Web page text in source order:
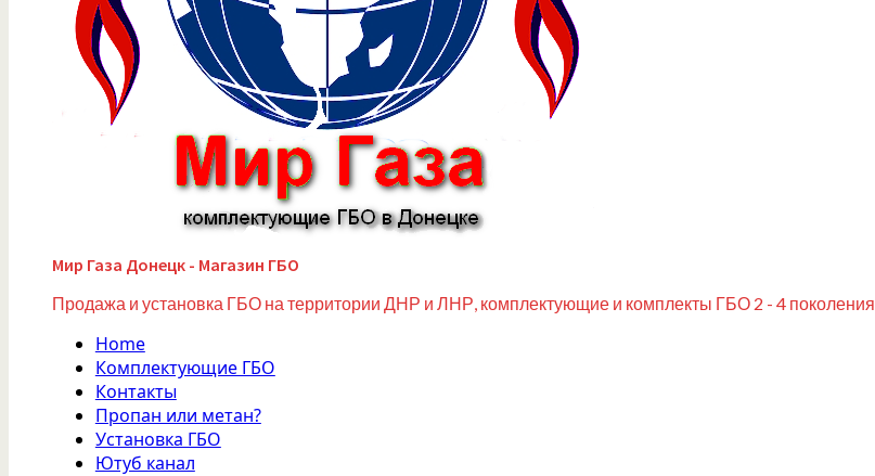
Мир Газа Донецк - Магазин ГБО
Продажа и установка ГБО на территории ДНР и ЛНР, комплектующие и комплекты ГБО 2 - 4 поколения
Home
Комплектующие ГБО
Контакты
Пропан или метан?
Установка ГБО
Ютуб канал